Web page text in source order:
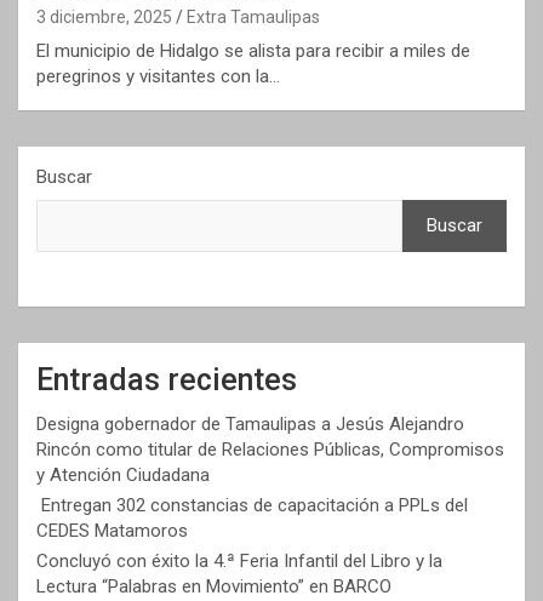
3 diciembre, 2025 Extra Tamaulipas
El municipio de Hidalgo se alista para recibir a miles de
peregrinos y visitantes con la…
Buscar
Buscar
Entradas recientes
Designa gobernador de Tamaulipas a Jesús Alejandro
Rincón como titular de Relaciones Públicas, Compromisos
y Atención Ciudadana
Entregan 302 constancias de capacitación a PPLs del
CEDES Matamoros
Concluyó con éxito la 4.ª Feria Infantil del Libro y la
Lectura “Palabras en Movimiento” en BARCO